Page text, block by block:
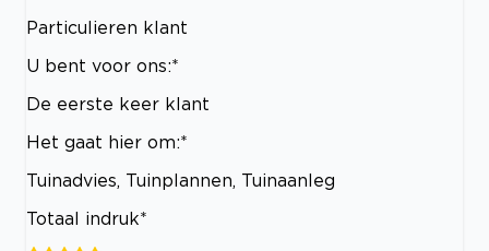
Particulieren klant
U bent voor ons:*
De eerste keer klant
Het gaat hier om:*
Tuinadvies, Tuinplannen, Tuinaanleg
Totaal indruk*